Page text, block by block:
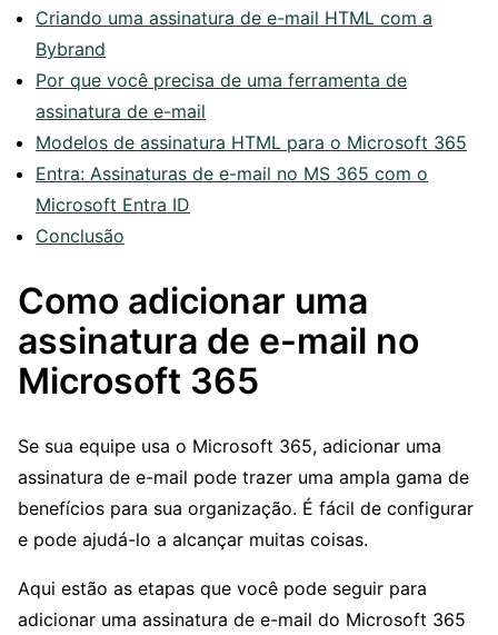
Criando uma assinatura de e-mail HTML com a
Bybrand
Por que você precisa de uma ferramenta de
assinatura de e-mail
Modelos de assinatura HTML para o Microsoft 365
Entra: Assinaturas de e-mail no MS 365 com o
Microsoft Entra ID
Conclusão
Como adicionar uma
assinatura de e-mail no
Microsoft 365
Se sua equipe usa o Microsoft 365, adicionar uma
assinatura de e-mail pode trazer uma ampla gama de
benefícios para sua organização. É fácil de configurar
e pode ajudá-lo a alcançar muitas coisas.
Aqui estão as etapas que você pode seguir para
adicionar uma assinatura de e-mail do Microsoft 365